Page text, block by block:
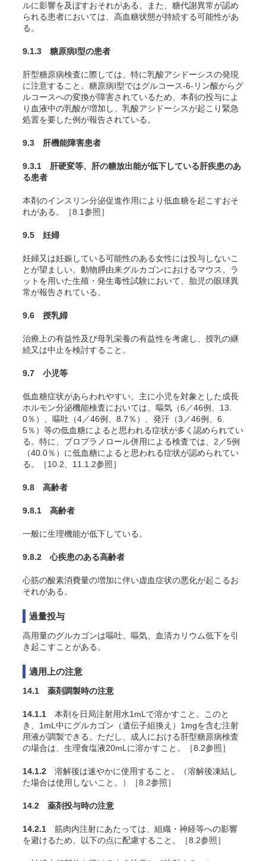
ルに影響を及ぼすおそれがある。また、糖代謝異常が認め
られる患者においては、高血糖状態が持続する可能性があ
る。
9.1.3 糖原病I型の患者
肝型糖原病検査に際しては、特に乳酸アシドーシスの発現
に注意すること。糖原病I型ではグルコース-6-リン酸からグ
ルコースへの変換が障害されているため、本剤の投与によ
り血液中の乳酸が増加し、乳酸アシドーシスが起こり緊急
処置を要した例が報告されている。
9.3 肝機能障害患者
9.3.1 肝硬変等、肝の糖放出能が低下している肝疾患のあ
る患者
本剤のインスリン分泌促進作用により低血糖を起こすおそ
れがある。［8.1参照］
9.5 妊婦
妊婦又は妊娠している可能性のある女性には投与しないこ
とが望ましい。動物膵由来グルカゴンにおけるマウス、ラ
ットを用いた生殖・発生毒性試験において、胎児の眼球異
常が報告されている。
9.6 授乳婦
治療上の有益性及び母乳栄養の有益性を考慮し、授乳の継
続又は中止を検討すること。
9.7 小児等
低血糖症状があらわれやすい。主に小児を対象とした成長
ホルモン分泌機能検査においては、嘔気（6／46例、13.
0％）、嘔吐（4／46例、8.7％）、発汗（3／46例、6.
5％）等の低血糖によると思われる症状が多く認められてい
る。特に、プロプラノロール併用による検査では、2／5例
（40.0％）に低血糖によると思われる症状が認められてい
る。［10.2、11.1.2参照］
9.8 高齢者
9.8.1 高齢者
一般に生理機能が低下している。
9.8.2 心疾患のある高齢者
心筋の酸素消費量の増加に伴い虚血症状の悪化が起こるお
それがある。
過量投与
高用量のグルカゴンは嘔吐、嘔気、血清カリウム低下を引
き起こすことがある。
適用上の注意
14.1 薬剤調製時の注意
14.1.1 本剤を日局注射用水1mL で溶かすこと。このと
き、1mL中にグルカゴン（遺伝子組換え）1mgを含む注射
用液が調製できる。ただし、成人における肝型糖原病検査
の場合は、生理食塩液20mLに溶かすこと。［8.2参照］
14.1.2 溶解後は速やかに使用すること。（溶解後凍結し
た場合は使用しないこと。）［8.2参照］
14.2 薬剤投与時の注意
14.2.1 筋肉内注射にあたっては、組織・神経等への影響
を避けるため、以下の点に配慮すること。［8.2参照］